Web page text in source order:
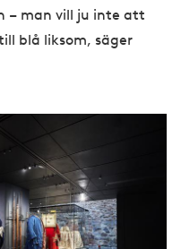
– man vill ju inte att
blå liksom, säger